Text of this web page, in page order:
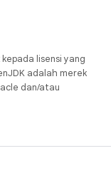
lisensi yang
adalah merek
dan/atau